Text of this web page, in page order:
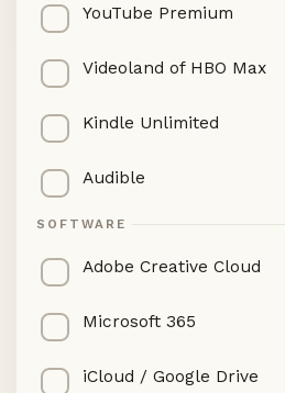
YouTube Premium
Videoland of HBO Max
Kindle Unlimited
Audible
SOFTWARE
Adobe Creative Cloud
Microsoft 365
iCloud / Google Drive